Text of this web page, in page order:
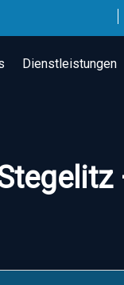
Dienstleistungen